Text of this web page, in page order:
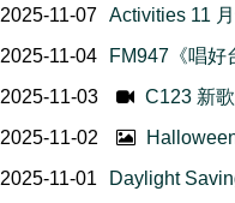
2025-11-07
Activities 11
2025-11-04
FM947《唱好
2025-11-03
C123 新
2025-11-02
2025-11-01
Daylight